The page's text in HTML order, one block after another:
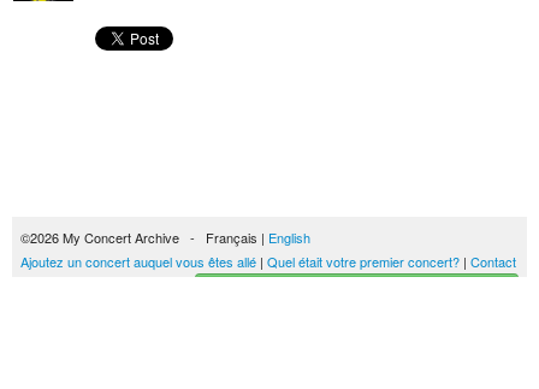
©2026 My Concert Archive - Français | English
Ajoutez un concert auquel vous êtes allé | Quel était votre premier concert? | Contact